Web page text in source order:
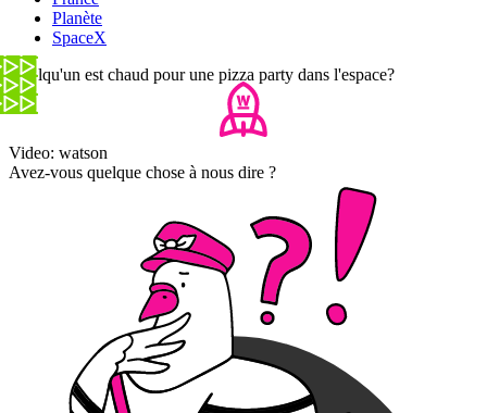
Planète
SpaceX
Quelqu'un est chaud pour une pizza party dans l'espace?
Video: watson
Avez-vous quelque chose à nous dire ?